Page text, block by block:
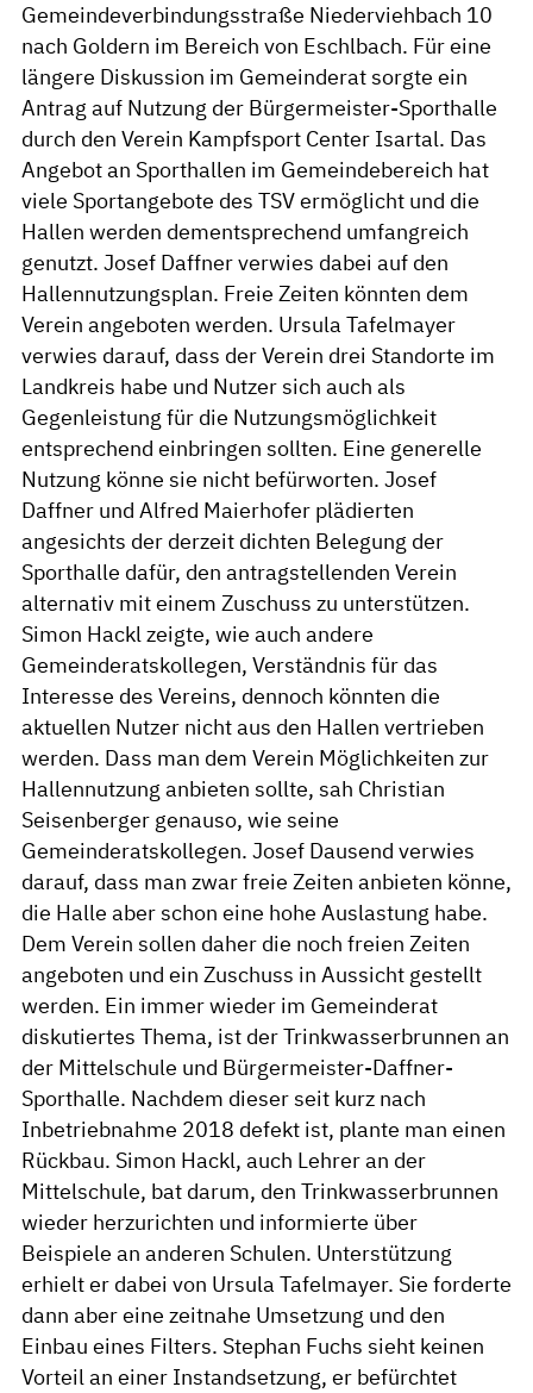
Gemeindeverbindungsstraße Niederviehbach 10
nach Goldern im Bereich von Eschlbach. Für eine
längere Diskussion im Gemeinderat sorgte ein
Antrag auf Nutzung der Bürgermeister-Sporthalle
durch den Verein Kampfsport Center Isartal. Das
Angebot an Sporthallen im Gemeindebereich hat
viele Sportangebote des TSV ermöglicht und die
Hallen werden dementsprechend umfangreich
genutzt. Josef Daffner verwies dabei auf den
Hallennutzungsplan. Freie Zeiten könnten dem
Verein angeboten werden. Ursula Tafelmayer
verwies darauf, dass der Verein drei Standorte im
Landkreis habe und Nutzer sich auch als
Gegenleistung für die Nutzungsmöglichkeit
entsprechend einbringen sollten. Eine generelle
Nutzung könne sie nicht befürworten. Josef
Daffner und Alfred Maierhofer plädierten
angesichts der derzeit dichten Belegung der
Sporthalle dafür, den antragstellenden Verein
alternativ mit einem Zuschuss zu unterstützen.
Simon Hackl zeigte, wie auch andere
Gemeinderatskollegen, Verständnis für das
Interesse des Vereins, dennoch könnten die
aktuellen Nutzer nicht aus den Hallen vertrieben
werden. Dass man dem Verein Möglichkeiten zur
Hallennutzung anbieten sollte, sah Christian
Seisenberger genauso, wie seine
Gemeinderatskollegen. Josef Dausend verwies
darauf, dass man zwar freie Zeiten anbieten könne,
die Halle aber schon eine hohe Auslastung habe.
Dem Verein sollen daher die noch freien Zeiten
angeboten und ein Zuschuss in Aussicht gestellt
werden. Ein immer wieder im Gemeinderat
diskutiertes Thema, ist der Trinkwasserbrunnen an
der Mittelschule und Bürgermeister-Daffner-
Sporthalle. Nachdem dieser seit kurz nach
Inbetriebnahme 2018 defekt ist, plante man einen
Rückbau. Simon Hackl, auch Lehrer an der
Mittelschule, bat darum, den Trinkwasserbrunnen
wieder herzurichten und informierte über
Beispiele an anderen Schulen. Unterstützung
erhielt er dabei von Ursula Tafelmayer. Sie forderte
dann aber eine zeitnahe Umsetzung und den
Einbau eines Filters. Stephan Fuchs sieht keinen
Vorteil an einer Instandsetzung, er befürchtet